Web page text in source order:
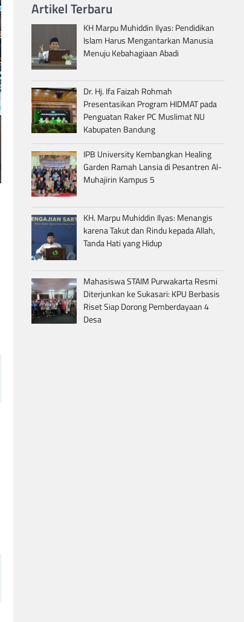
Artikel Terbaru
KH Marpu Muhiddin Ilyas: Pendidikan
Islam Harus Mengantarkan Manusia
Menuju Kebahagiaan Abadi
Dr. Hj. Ifa Faizah Rohmah
Presentasikan Program HIDMAT pada
Penguatan Raker PC Muslimat NU
Kabupaten Bandung
IPB University Kembangkan Healing
Garden Ramah Lansia di Pesantren Al-
Muhajirin Kampus 5
KH. Marpu Muhiddin Ilyas: Menangis
karena Takut dan Rindu kepada Allah,
Tanda Hati yang Hidup
Mahasiswa STAIM Purwakarta Resmi
Diterjunkan ke Sukasari: KPU Berbasis
Riset Siap Dorong Pemberdayaan 4
Desa